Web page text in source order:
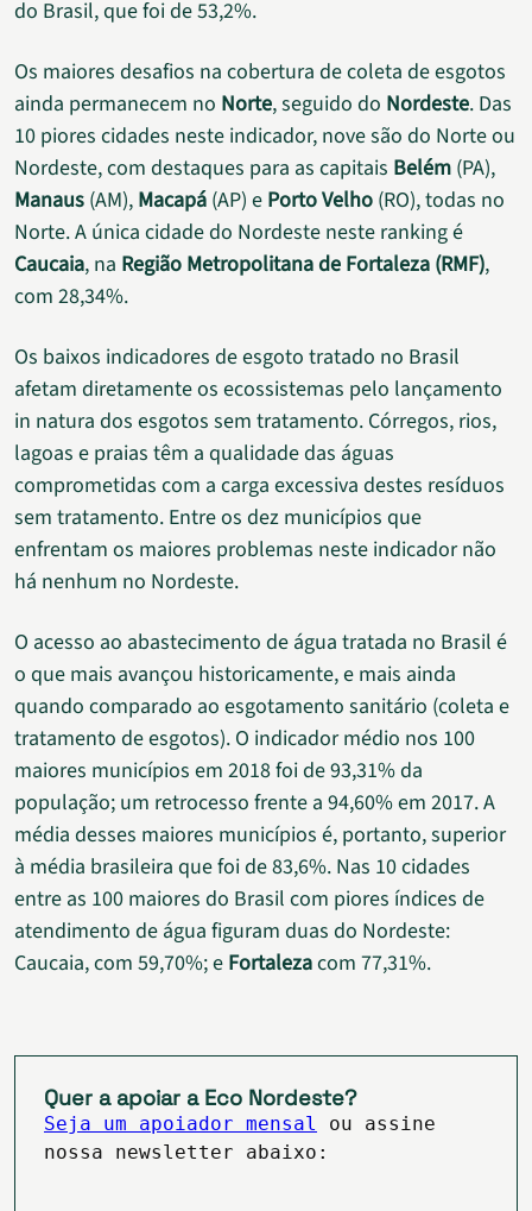
do Brasil, que foi de 53,2%.
Os maiores desafios na cobertura de coleta de esgotos
ainda permanecem no Norte, seguido do Nordeste. Das
10 piores cidades neste indicador, nove são do Norte ou
Nordeste, com destaques para as capitais Belém (PA),
Manaus (AM), Macapá (AP) e Porto Velho (RO), todas no
Norte. A única cidade do Nordeste neste ranking é
Caucaia, na Região Metropolitana de Fortaleza (RMF),
com 28,34%.
Os baixos indicadores de esgoto tratado no Brasil
afetam diretamente os ecossistemas pelo lançamento
in natura dos esgotos sem tratamento. Córregos, rios,
lagoas e praias têm a qualidade das águas
comprometidas com a carga excessiva destes resíduos
sem tratamento. Entre os dez municípios que
enfrentam os maiores problemas neste indicador não
há nenhum no Nordeste.
O acesso ao abastecimento de água tratada no Brasil é
o que mais avançou historicamente, e mais ainda
quando comparado ao esgotamento sanitário (coleta e
tratamento de esgotos). O indicador médio nos 100
maiores municípios em 2018 foi de 93,31% da
população; um retrocesso frente a 94,60% em 2017. A
média desses maiores municípios é, portanto, superior
à média brasileira que foi de 83,6%. Nas 10 cidades
entre as 100 maiores do Brasil com piores índices de
atendimento de água figuram duas do Nordeste:
Caucaia, com 59,70%; e Fortalezacom 77,31%.
Quer a apoiar a Eco Nordeste?
Seja um apoiador mensal
ou assine
nossa newsletter abaixo: